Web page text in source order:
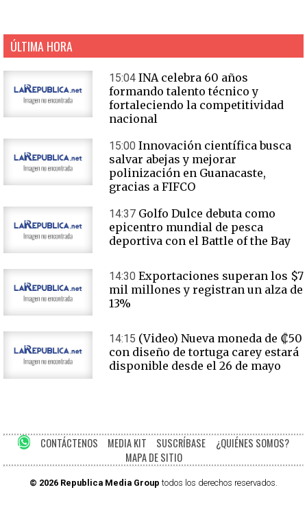
ÚLTIMA HORA
15:04 INA celebra 60 años
formando talento técnico y
fortaleciendo la competitividad
nacional
15:00 Innovación científica busca
salvar abejas y mejorar
polinización en Guanacaste,
gracias a FIFCO
14:37 Golfo Dulce debuta como
epicentro mundial de pesca
deportiva con el Battle of the Bay
14:30 Exportaciones superan los $7
mil millones y registran un alza de
13%
14:15 (Video) Nueva moneda de ₡50
con diseño de tortuga carey estará
disponible desde el 26 de mayo
CONTÁCTENOS MEDIA KIT SUSCRÍBASE
¿QUIÉNES SOMOS?
MAPA DE SITIO
© 2026 Republica Media Group todos los derechos reservados.